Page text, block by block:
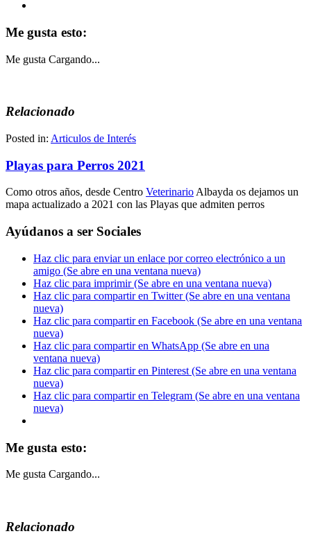
Me gusta esto:
Me gusta Cargando...
Relacionado
Posted in: Articulos de Interés
Playas para Perros 2021
Como otros años, desde Centro VeterinarioAlbayda os dejamos un
mapa actualizado a 2021 con las Playas que admiten perros
Ayúdanos a ser Sociales
Haz clic para enviar un enlace por correo electrónico a un
amigo (Se abre en una ventana nueva)
Haz clic para imprimir (Se abre en una ventana nueva)
Haz clic para compartir en Twitter (Se abre en una ventana
nueva)
Haz clic para compartir en Facebook (Se abre en una ventana
nueva)
Haz clic para compartir en WhatsApp (Se abre en una
ventana nueva)
Haz clic para compartir en Pinterest (Se abre en una ventana
nueva)
Haz clic para compartir en Telegram (Se abre en una ventana
nueva)
Me gusta esto:
Me gusta Cargando...
Relacionado